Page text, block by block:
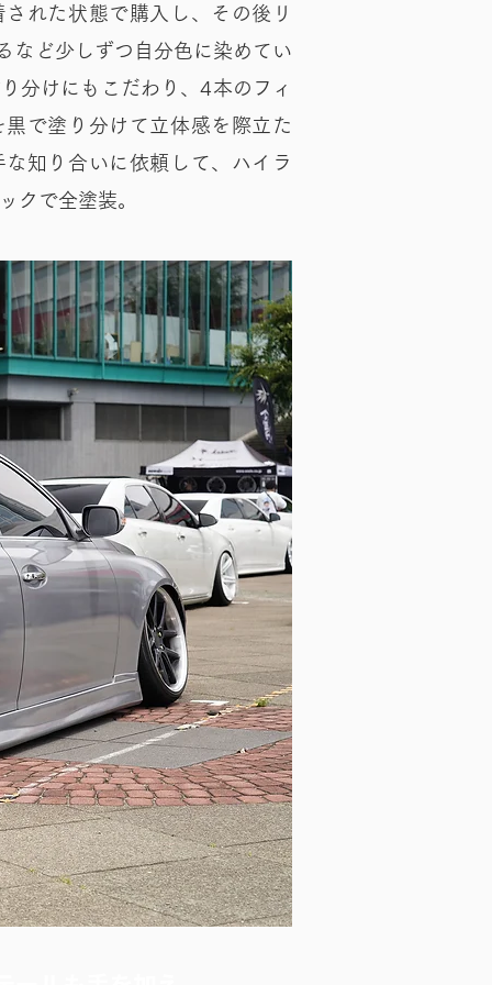
れた状態で購入し、その後リ
など少しずつ自分色に染めてい
分けにもこだわり、4本のフィ
で塗り分けて立体感を際立た
知り合いに依頼して、ハイラ
クで全塗装。